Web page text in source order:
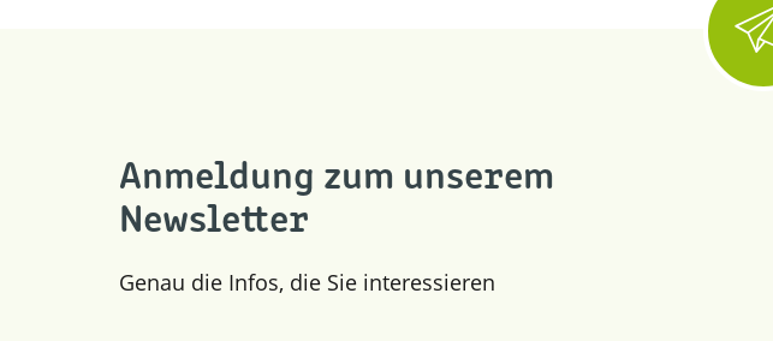
Anmeldung zum unserem
Newsletter
Genau die Infos, die Sie interessieren